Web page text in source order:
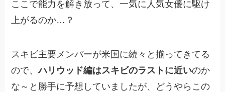
ここで能力を解き放って、一気に人気女優に駆け
上がるのか…？
スキビ主要メンバーが米国に続々と揃ってきてる
ので、ハリウッド編はスキビのラストに近いのか
な～と勝手に予想していましたが、どうやらこの